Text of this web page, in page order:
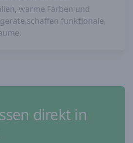
warme Farben und
schaffen funktionale
direkt in